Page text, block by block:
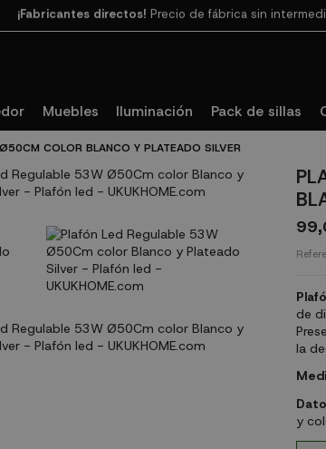
Paga en 3cuotas SIN INTERESES con SeQura
Muebles Iluminación Pack de sillas
COLOR BLANCO Y PLATEADO SILVER
de
la
y